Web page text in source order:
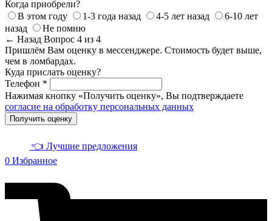
Когда приобрели?
В этом году
1-3 года назад 4-5 лет назад
6-10 лет
назад
Не помню
← Назад Вопрос 4 из 4
Пришлём Вам оценку в мессенджере. Стоимость будет выше,
чем в ломбардах.
Куда прислать оценку?
Телефон *
Нажимая кнопку «Получить оценку», Вы подтверждаете
согласие на обработку персональных данных
Получить оценку
👈 Лучшие предложения
0 Избранное